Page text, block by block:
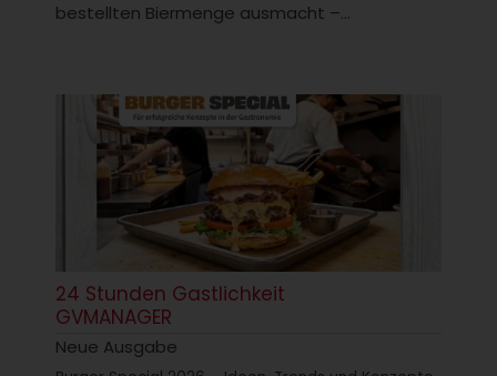
bestellten Biermenge ausmacht –...
24 Stunden Gastlichkeit
GVMANAGER
Neue Ausgabe